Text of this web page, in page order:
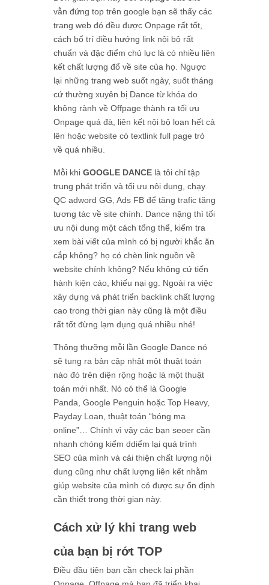
vẫn đứng top trên google bạn sẽ thấy các
trang web đó đều được Onpage rất tốt,
cách bố trí điều hướng link nội bộ rất
chuẩn và đặc điểm chủ lực là có nhiều liên
kết chất lượng đổ về site của họ. Ngược
lại những trang web suốt ngày, suốt tháng
cứ thường xuyên bị Dance từ khóa do
không rành về Offpage thành ra tối ưu
Onpage quá đà, liên kết nội bộ loan hết cả
lên hoặc website có textlink full page trỏ
về quá nhiều.
Mỗi khi GOOGLE DANCE là tôi chỉ tập
trung phát triển và tối ưu nôi dung, chạy
QC adword GG, Ads FB để tăng trafic tăng
tương tác về site chính. Dance nặng thì tối
ưu nội dung một cách tổng thể, kiểm tra
xem bài viết của mình có bị người khắc ăn
cắp không? họ có chèn link nguồn về
website chính không? Nếu không cứ tiến
hành kiện cáo, khiếu nại gg. Ngoài ra việc
xây dựng và phát triển backlink chất lượng
cao trong thời gian này cũng là một điều
rất tốt đừng lạm dụng quá nhiều nhé!
Thông thưỡng mỗi lần Google Dance nó
sẽ tung ra bản cập nhật một thuật toán
nào đó trên diện rộng hoặc là một thuật
toán mới nhất. Nó có thể là Google
Panda, Google Penguin hoặc Top Heavy,
Payday Loan, thuật toán “bóng ma
online”… Chính vì vậy các bạn seoer cần
nhanh chóng kiểm ddiểm lại quá trình
SEO của mình và cải thiện chất lượng nội
dung cũng như chất lượng liên kết nhằm
giúp website của mình có được sự ổn định
cần thiết trong thời gian này.
Cách xử lý khi trang web
của bạn bị rớt TOP
Điều đầu tiên bạn cần check lại phần